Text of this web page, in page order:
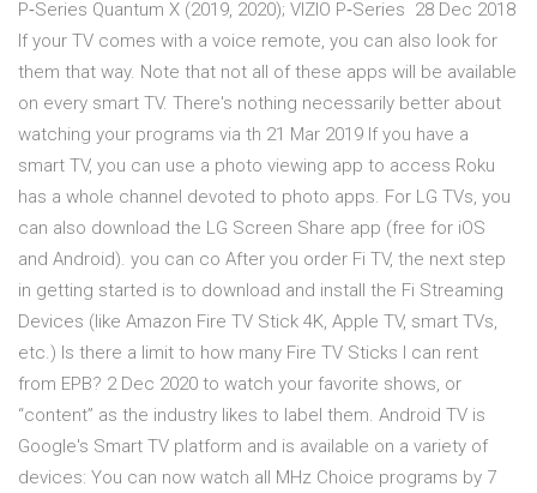
P‑Series Quantum X (2019, 2020); VIZIO P‑Series 28 Dec 2018
If your TV comes with a voice remote, you can also look for
them that way. Note that not all of these apps will be available
on every smart TV. There's nothing necessarily better about
watching your programs via th 21 Mar 2019 If you have a
smart TV, you can use a photo viewing app to access Roku
has a whole channel devoted to photo apps. For LG TVs, you
can also download the LG Screen Share app (free for iOS
and Android). you can co After you order Fi TV, the next step
in getting started is to download and install the Fi Streaming
Devices (like Amazon Fire TV Stick 4K, Apple TV, smart TVs,
etc.) Is there a limit to how many Fire TV Sticks I can rent
from EPB? 2 Dec 2020 to watch your favorite shows, or
“content” as the industry likes to label them. Android TV is
Google's Smart TV platform and is available on a variety of
devices: You can now watch all MHz Choice programs by 7